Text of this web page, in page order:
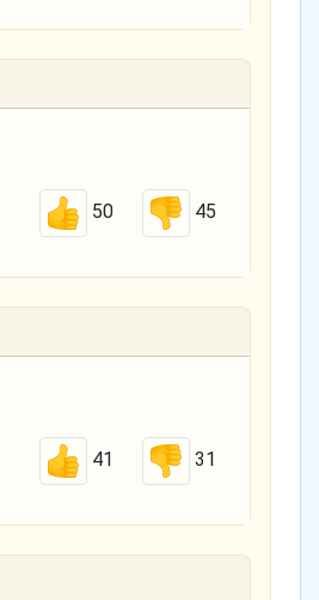
50 45
41 31